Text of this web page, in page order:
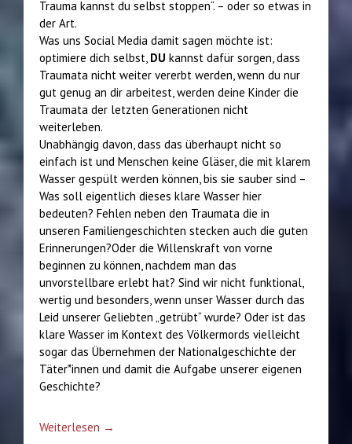
Trauma kannst du selbst stoppen“. – oder so etwas in
der Art.
Was uns Social Media damit sagen möchte ist:
optimiere dich selbst, DU kannst dafür sorgen, dass
Traumata nicht weiter vererbt werden, wenn du nur
gut genug an dir arbeitest, werden deine Kinder die
Traumata der letzten Generationen nicht
weiterleben.
Unabhängig davon, dass das überhaupt nicht so
einfach ist und Menschen keine Gläser, die mit klarem
Wasser gespült werden können, bis sie sauber sind –
Was soll eigentlich dieses klare Wasser hier
bedeuten? Fehlen neben den Traumata die in
unseren Familiengeschichten stecken auch die guten
Erinnerungen?Oder die Willenskraft von vorne
beginnen zu können, nachdem man das
unvorstellbare erlebt hat? Sind wir nicht funktional,
wertig und besonders, wenn unser Wasser durch das
Leid unserer Geliebten „getrübt“ wurde? Oder ist das
klare Wasser im Kontext des Völkermords vielleicht
sogar das Übernehmen der Nationalgeschichte der
Täter*innen und damit die Aufgabe unserer eigenen
Geschichte?
Weiterlesen →